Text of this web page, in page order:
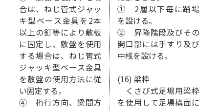
合は、ねじ管式ジャッ
キ型ベース金具を2本
以上の釘等により敷板
に固定し、敷盤を使用
する場合は、ねじ管式
ジャッキ型ベース金具
を敷盤の使用方法に従
い固定する。
④ 桁行方向、梁間方
① 2層以下毎に踊場
を設ける。
② 昇降階段及びその
開口部には手すり及び
中桟を設ける。
(16) 梁枠
くさび式足場用梁枠
を使用して足場構面に